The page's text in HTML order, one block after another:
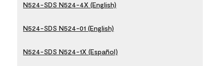
N524-SDS N524-4X (English)
N524-SDS N524-01 (English)
N524-SDS N524-1X (Español)